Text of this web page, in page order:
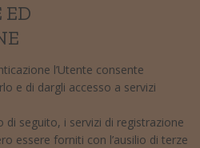
ED
l’Utente consente
e di dargli accesso a servizi
di seguito, i servizi di registrazione
essere forniti con l’ausilio di terze